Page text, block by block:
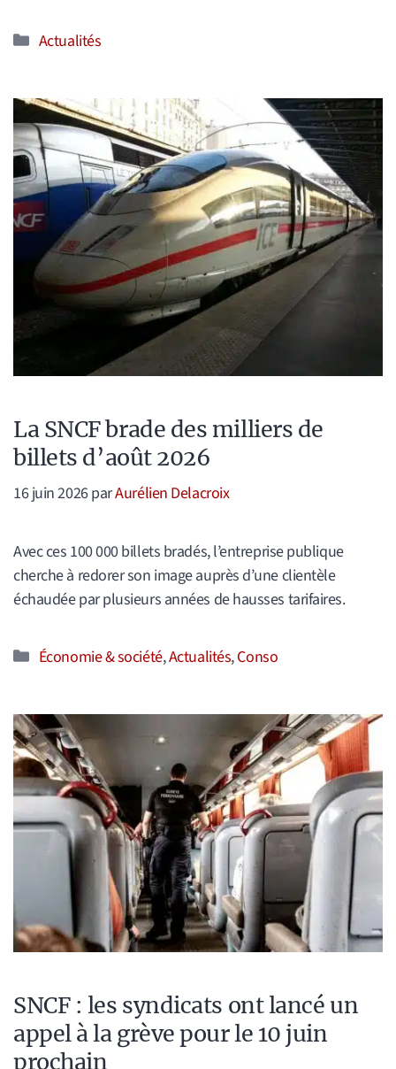
Catégories
Actualités
La SNCF brade des milliers de
billets d’août 2026
16 juin 2026parAurélien Delacroix
Avec ces 100 000 billets bradés, l’entreprise publique
cherche à redorer son image auprès d’une clientèle
échaudée par plusieurs années de hausses tarifaires.
Catégories
Économie & société,Actualités,Conso
SNCF : les syndicats ont lancé un
appel à la grève pour le 10 juin
prochain